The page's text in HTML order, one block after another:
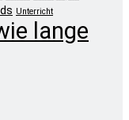
Unterricht
lange